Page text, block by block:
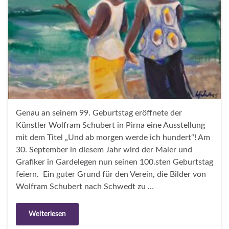
Genau an seinem 99. Geburtstag eröffnete der
Künstler Wolfram Schubert in Pirna eine Ausstellung
mit dem Titel „Und ab morgen werde ich hundert“! Am
30. September in diesem Jahr wird der Maler und
Grafiker in Gardelegen nun seinen 100.sten Geburtstag
feiern. Ein guter Grund für den Verein, die Bilder von
Wolfram Schubert nach Schwedt zu …
Weiterlesen